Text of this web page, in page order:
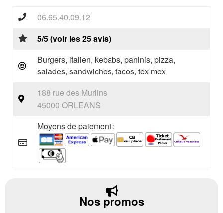
06.65.40.09.12
5/5 (voir les 25 avis)
Burgers, italien, kebabs, paninis, pizza,
salades, sandwiches, tacos, tex mex
188 rue des Murlins
45000 ORLEANS
Moyens de paiement :
Nos promos